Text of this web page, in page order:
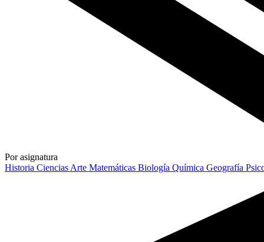
Por asignatura
Historia Ciencias Arte Matemáticas Biología Química Geografía